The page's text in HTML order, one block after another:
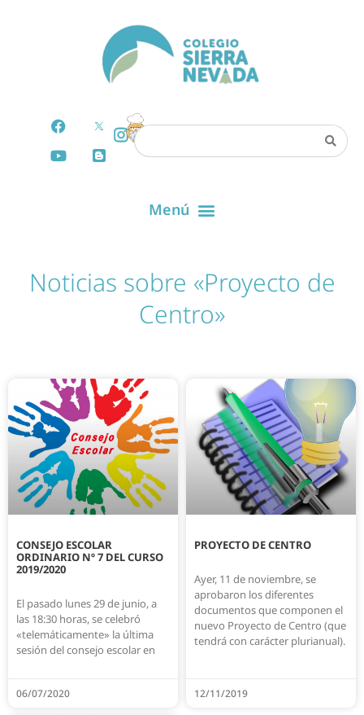
Noticias sobre «Proyecto de
Centro»
CONSEJO ESCOLAR
ORDINARIO Nº 7 DEL CURSO
2019/2020
El pasado lunes 29 de junio, a
las 18:30 horas, se celebró
«telemáticamente» la última
sesión del consejo escolar en
06/07/2020
PROYECTO DE CENTRO
Ayer, 11 de noviembre, se
aprobaron los diferentes
documentos que componen el
nuevo Proyecto de Centro (que
tendrá con carácter plurianual).
12/11/2019